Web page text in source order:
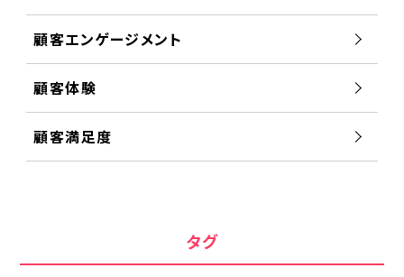
顧客エンゲージメント
顧客体験
顧客満足度
タグ